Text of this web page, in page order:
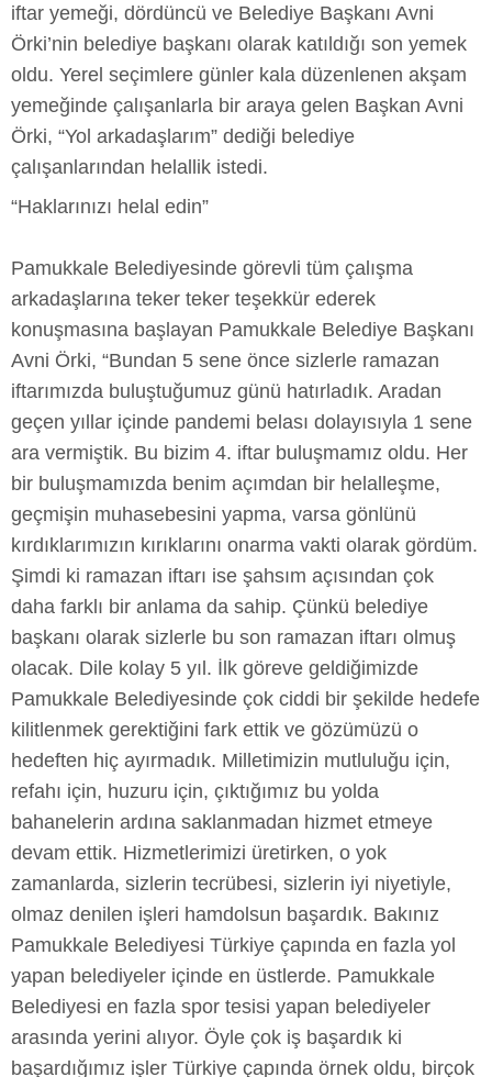
iftar yemeği, dördüncü ve Belediye Başkanı Avni
Örki’nin belediye başkanı olarak katıldığı son yemek
oldu. Yerel seçimlere günler kala düzenlenen akşam
yemeğinde çalışanlarla bir araya gelen Başkan Avni
Örki, “Yol arkadaşlarım” dediği belediye
çalışanlarından helallik istedi.
“Haklarınızı helal edin”
Pamukkale Belediyesinde görevli tüm çalışma
arkadaşlarına teker teker teşekkür ederek
konuşmasına başlayan Pamukkale Belediye Başkanı
Avni Örki, “Bundan 5 sene önce sizlerle ramazan
iftarımızda buluştuğumuz günü hatırladık. Aradan
geçen yıllar içinde pandemi belası dolayısıyla 1 sene
ara vermiştik. Bu bizim 4. iftar buluşmamız oldu. Her
bir buluşmamızda benim açımdan bir helalleşme,
geçmişin muhasebesini yapma, varsa gönlünü
kırdıklarımızın kırıklarını onarma vakti olarak gördüm.
Şimdi ki ramazan iftarı ise şahsım açısından çok
daha farklı bir anlama da sahip. Çünkü belediye
başkanı olarak sizlerle bu son ramazan iftarı olmuş
olacak. Dile kolay 5 yıl. İlk göreve geldiğimizde
Pamukkale Belediyesinde çok ciddi bir şekilde hedefe
kilitlenmek gerektiğini fark ettik ve gözümüzü o
hedeften hiç ayırmadık. Milletimizin mutluluğu için,
refahı için, huzuru için, çıktığımız bu yolda
bahanelerin ardına saklanmadan hizmet etmeye
devam ettik. Hizmetlerimizi üretirken, o yok
zamanlarda, sizlerin tecrübesi, sizlerin iyi niyetiyle,
olmaz denilen işleri hamdolsun başardık. Bakınız
Pamukkale Belediyesi Türkiye çapında en fazla yol
yapan belediyeler içinde en üstlerde. Pamukkale
Belediyesi en fazla spor tesisi yapan belediyeler
arasında yerini alıyor. Öyle çok iş başardık ki
başardığımız işler Türkiye çapında örnek oldu, birçok